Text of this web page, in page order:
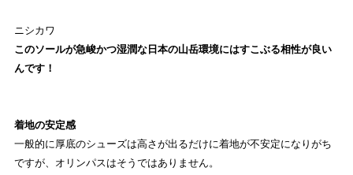
ニシカワ
このソールが急峻かつ湿潤な日本の山岳環境にはすこぶる相性が良い
んです！
着地の安定感
一般的に厚底のシューズは高さが出るだけに着地が不安定になりがち
ですが、オリンパスはそうではありません。